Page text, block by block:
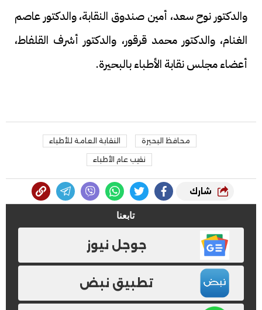
والدكتور نوح سعد، أمين صندوق النقابة، والدكتور عاصم
الغنام، والدكتور محمد قرقور، والدكتور أشرف القلفاط،
أعضاء مجلس نقابة الأطباء بالبحيرة.
محافظ البحيرة النقابة العامة للأطباء
نقيب عام الأطباء
شارك
تابعنا
جوجل نيوز
تطبيق نبض